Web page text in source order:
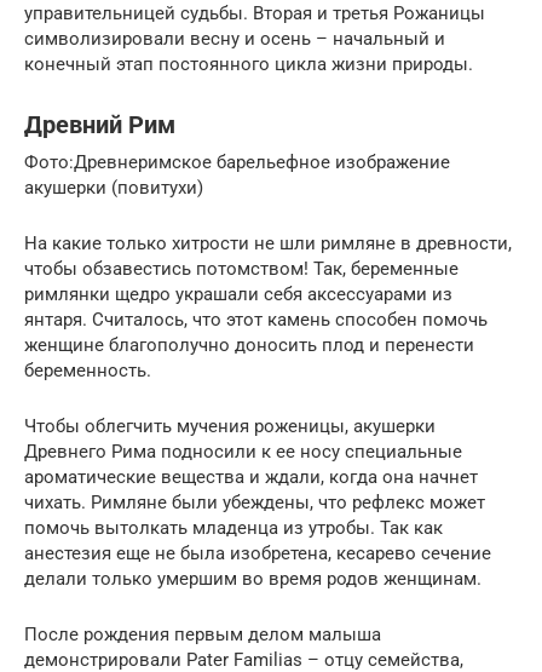
управительницей судьбы. Вторая и третья Рожаницы
символизировали весну и осень – начальный и
конечный этап постоянного цикла жизни природы.
Древний Рим
Фото:Древнеримское барельефное изображение
акушерки (повитухи)
На какие только хитрости не шли римляне в древности,
чтобы обзавестись потомством! Так, беременные
римлянки щедро украшали себя аксессуарами из
янтаря. Считалось, что этот камень способен помочь
женщине благополучно доносить плод и перенести
беременность.
Чтобы облегчить мучения роженицы, акушерки
Древнего Рима подносили к ее носу специальные
ароматические вещества и ждали, когда она начнет
чихать. Римляне были убеждены, что рефлекс может
помочь вытолкать младенца из утробы. Так как
анестезия еще не была изобретена, кесарево сечение
делали только умершим во время родов женщинам.
После рождения первым делом малыша
демонстрировали Pater Familias – отцу семейства,